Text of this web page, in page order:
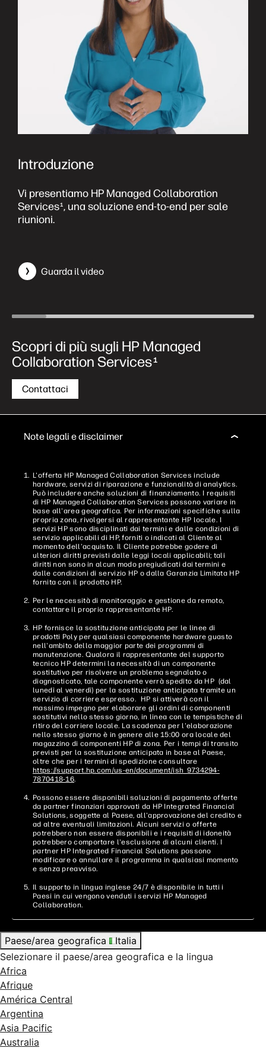
Introduzione
Vi presentiamo HP Managed Collaboration
Services1 , una soluzione end-to-end per sale
riunioni.
Guarda il video
Scopri di più sugli HP Managed
Collaboration Services1
Contattaci
Note legali e disclaimer
L'offerta HP Managed Collaboration Services include
hardware, servizi di riparazione e funzionalità di analytics.
Può includere anche soluzioni di finanziamento. I requisiti
di HP Managed Collaboration Services possono variare in
base all'area geografica. Per informazioni specifiche sulla
propria zona, rivolgersi al rappresentante HP locale. I
servizi HP sono disciplinati dai termini e dalle condizioni di
servizio applicabili di HP, forniti o indicati al Cliente al
momento dell'acquisto. Il Cliente potrebbe godere di
ulteriori diritti previsti dalle leggi locali applicabili; tali
diritti non sono in alcun modo pregiudicati dai termini e
dalle condizioni di servizio HP o dalla Garanzia Limitata HP
fornita con il prodotto HP.
Per le necessità di monitoraggio e gestione da remoto,
contattare il proprio rappresentante HP.
HP fornisce la sostituzione anticipata per le linee di
prodotti Poly per qualsiasi componente hardware guasto
nell'ambito della maggior parte dei programmi di
manutenzione. Qualora il rappresentante del supporto
tecnico HP determini la necessità di un componente
sostitutivo per risolvere un problema segnalato o
diagnosticato, tale componente verrà spedito da HP (dal
lunedì al venerdì) per la sostituzione anticipata tramite un
servizio di corriere espresso. HP si attiverà con il
massimo impegno per elaborare gli ordini di componenti
sostitutivi nello stesso giorno, in linea con le tempistiche di
ritiro del corriere locale. La scadenza per l'elaborazione
nello stesso giorno è in genere alle 15:00 ora locale del
magazzino di componenti HP di zona. Per i tempi di transito
previsti per la sostituzione anticipata in base al Paese,
oltre che per i termini di spedizione consultare
https://support.hp.com/us-en/document/ish_9734294-
7870418-16.
Possono essere disponibili soluzioni di pagamento offerte
da partner finanziari approvati da HP Integrated Financial
Solutions, soggette al Paese, all'approvazione del credito e
ad altre eventuali limitazioni. Alcuni servizi o offerte
potrebbero non essere disponibili e i requisiti di idoneità
potrebbero comportare l'esclusione di alcuni clienti. I
partner HP Integrated Financial Solutions possono
modificare o annullare il programma in qualsiasi momento
e senza preavviso.
Il supporto in lingua inglese 24/7 è disponibile in tutti i
Paesi in cui vengono venduti i servizi HP Managed
Collaboration.
Paese/area geografica
Italia
Selezionare il paese/area geografica e la lingua
Africa
Afrique
América Central
Argentina
Asia Pacific
Australia